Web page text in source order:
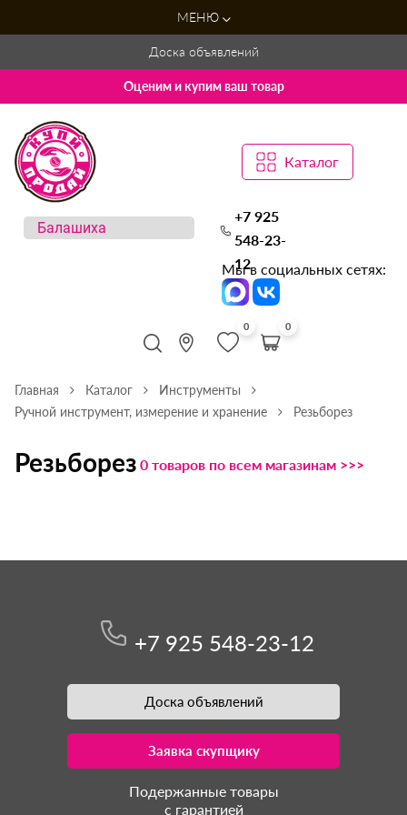
МЕНЮ
Доска объявлений
Оценим и купим ваш товар
Каталог
+7 925
548-23-
12
Мы в социальных сетях:
0 0
Главная Каталог
Инструменты
Ручной инструмент, измерение и хранение
Резьборез
Резьборез 0 товаров по всем магазинам >>>
+7 925 548-23-12
Доска объявлений
Заявка скупщику
Подержанные товары
с гарантией